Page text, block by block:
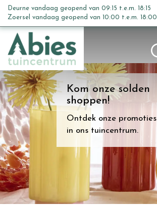
n
c
o
n
t
e
n
t
Planten- en Tuinverzorging
Kom onze solden
shoppen!
Ontdek onze promoties
in ons tuincentrum.
Deurne vandaag geopend van 09:15 t.e.m. 18:15
Zoersel vandaag geopend van 10:00 t.e.m. 18:00